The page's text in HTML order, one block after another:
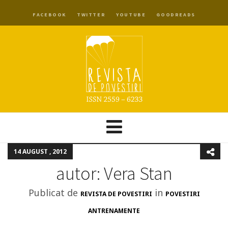
FACEBOOK TWITTER YOUTUBE GOODREADS
14 AUGUST , 2012
autor: Vera Stan
Publicat de REVISTA DE POVESTIRI in POVESTIRI
ANTRENAMENTE